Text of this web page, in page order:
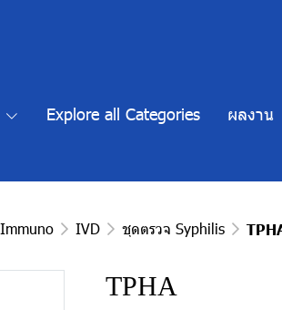
Explore all Categories ผลงาน
Immuno IVD ชุดตรวจ Syphilis
TPHA